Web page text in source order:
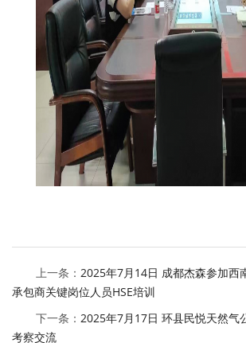
上一条： 2025年7月14日 成都杰森参加西
承包商关键岗位人员HSE培训
下一条： 2025年7月17日 环县民悦天然气
考察交流